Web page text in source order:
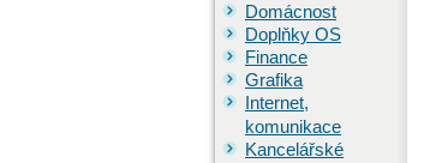
Domácnost
Doplňky OS
Finance
Grafika
Internet,
komunikace
Kancelářské